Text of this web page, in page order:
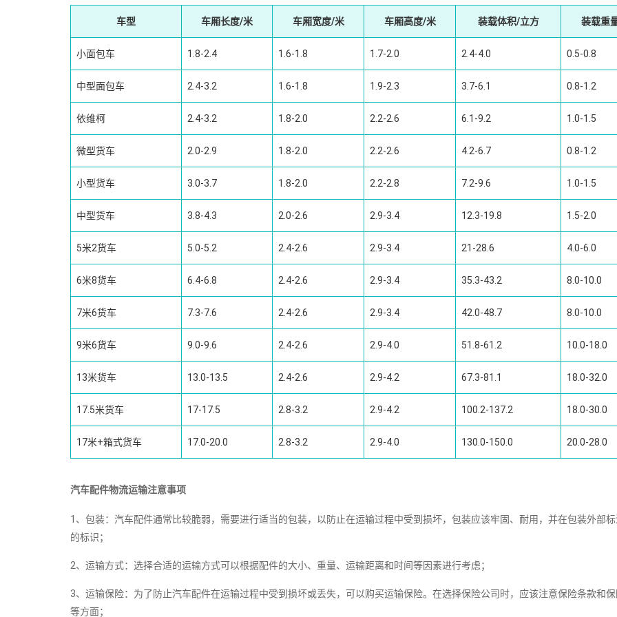
车型 车厢长度/米 车厢宽度/米 车厢高度/米 装载体积/立方 装载重
小面包车 1.8-2.4 1.6-1.8 1.7-2.0 2.4-4.0 0.5-0.8
中型面包车 2.4-3.2 1.6-1.8 1.9-2.3 3.7-6.1 0.8-1.2
依维柯 2.4-3.2 1.8-2.0 2.2-2.6 6.1-9.2 1.0-1.5
微型货车 2.0-2.9 1.8-2.0 2.2-2.6 4.2-6.7 0.8-1.2
小型货车 3.0-3.7 1.8-2.0 2.2-2.8 7.2-9.6 1.0-1.5
中型货车 3.8-4.3 2.0-2.6 2.9-3.4 12.3-19.8 1.5-2.0
5米2货车 5.0-5.2 2.4-2.6 2.9-3.4 21-28.6 4.0-6.0
6米8货车 6.4-6.8 2.4-2.6 2.9-3.4 35.3-43.2 8.0-10.0
7米6货车 7.3-7.6 2.4-2.6 2.9-3.4 42.0-48.7 8.0-10.0
9米6货车 9.0-9.6 2.4-2.6 2.9-4.0 51.8-61.2 10.0-18.0
13米货车 13.0-13.5 2.4-2.6 2.9-4.2 67.3-81.1 18.0-32.0
17.5米货车 17-17.5 2.8-3.2 2.9-4.2 100.2-137.2 18.0-30.0
17米+箱式货车 17.0-20.0 2.8-3.2 2.9-4.0 130.0-150.0 20.0-28.0
汽车配件物流运输注意事项
1、包装：汽车配件通常比较脆弱，需要进行适当的包装，以防止在运输过程中受到损坏，包装应该牢固、耐用，并在包装外部
的标识；
2、运输方式：选择合适的运输方式可以根据配件的大小、重量、运输距离和时间等因素进行考虑；
3、运输保险：为了防止汽车配件在运输过程中受到损坏或丢失，可以购买运输保险。在选择保险公司时，应该注意保险条款和
等方面；